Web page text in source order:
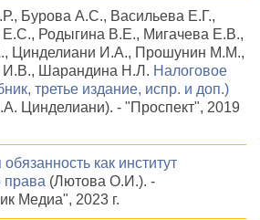
Бурова А.С., Васильева Е.Г.,
Е.С., Родыгина В.Е., Мигачева Е.В.,
Цинделиани И.А., Прошунин М.М.,
И.В., Шарандина Н.Л. Налоговое
третье издание, испр. и доп.)
Цинделиани). - "Проспект", 2019
как институт
права (Лютова О.И.). -
Медиа", 2023 г.